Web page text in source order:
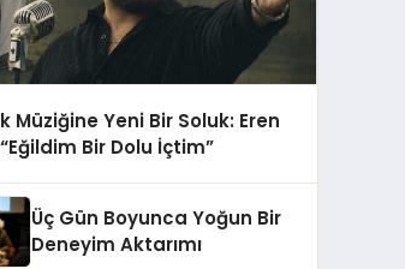
Müziğine Yeni Bir Soluk: Eren
Bir Dolu İçtim”
Üç Gün Boyunca Yoğun Bir
Deneyim Aktarımı